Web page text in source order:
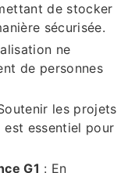
de stocker
sécurisée.
ne
de personnes
les projets
essentiel pour
G1 : En